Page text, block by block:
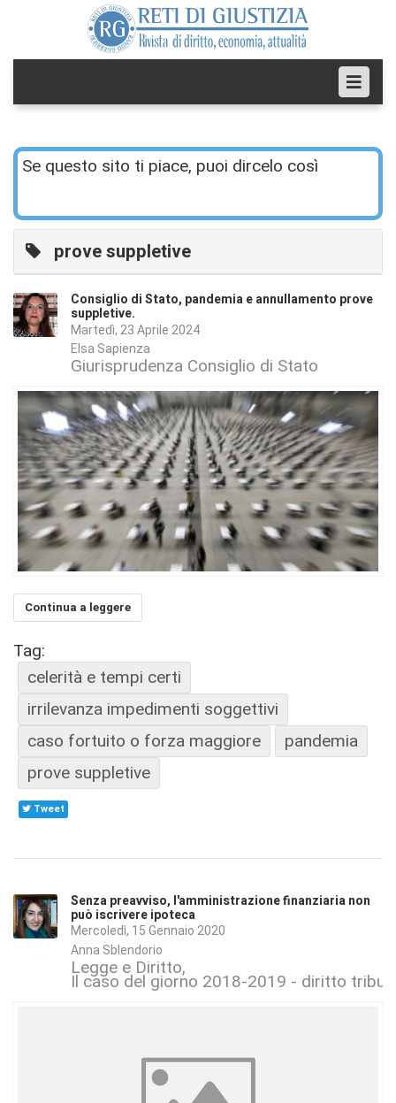
Se questo sito ti piace, puoi dircelo così
prove suppletive
Consiglio di Stato, pandemia e annullamento prove
suppletive.
Martedì, 23 Aprile 2024
Elsa Sapienza
Giurisprudenza Consiglio di Stato
Continua a leggere
Tag:
celerità e tempi certi
irrilevanza impedimenti soggettivi
caso fortuito o forza maggiore
pandemia
prove suppletive
Tweet
Senza preavviso, l'amministrazione finanziaria non
può iscrivere ipoteca
Mercoledì, 15 Gennaio 2020
Anna Sblendorio
Legge e Diritto
Il caso del giorno 2018-2019 - diritto